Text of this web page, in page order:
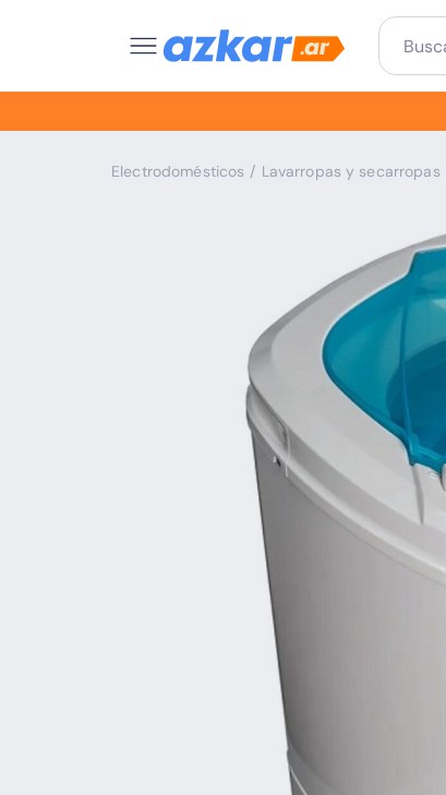
Electrodomésticos / Lavarropas y secarropas